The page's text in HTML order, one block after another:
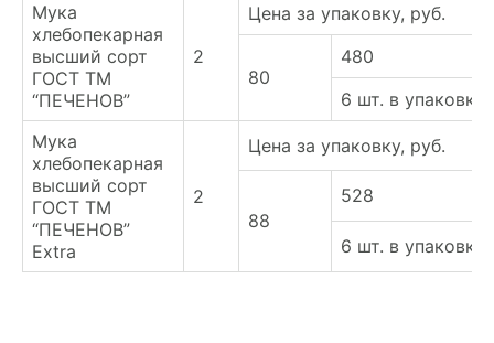
Мука
хлебопекарная
высший сорт
ГОСТ ТМ
“ПЕЧЕНОВ”
2
Цена за упаковку, руб.
80
480
6 шт. в упаковке
Мука
хлебопекарная
высший сорт
ГОСТ ТМ
“ПЕЧЕНОВ”
Extra
2
Цена за упаковку, руб.
88
528
6 шт. в упаковке